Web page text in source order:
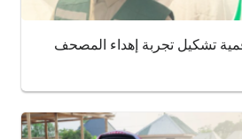
تشكيل تجربة إهداء المصحف